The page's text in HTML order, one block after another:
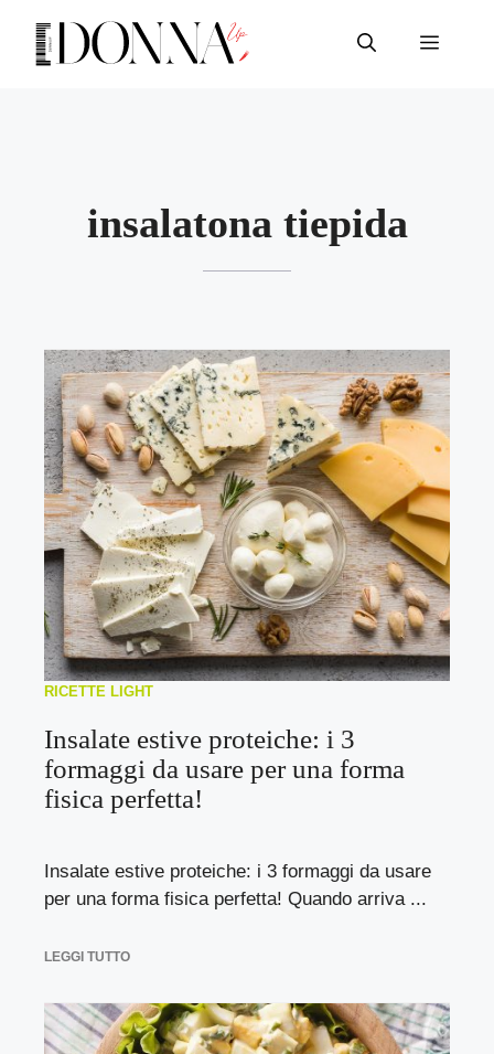
contenuto
Menu
insalatona tiepida
RICETTE LIGHT
Insalate estive proteiche: i 3
formaggi da usare per una forma
fisica perfetta!
Insalate estive proteiche: i 3 formaggi da usare
per una forma fisica perfetta! Quando arriva ...
LEGGI TUTTO